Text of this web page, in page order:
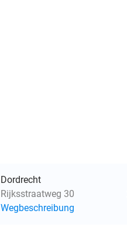
Dordrecht
Rijksstraatweg 30
Wegbeschreibung